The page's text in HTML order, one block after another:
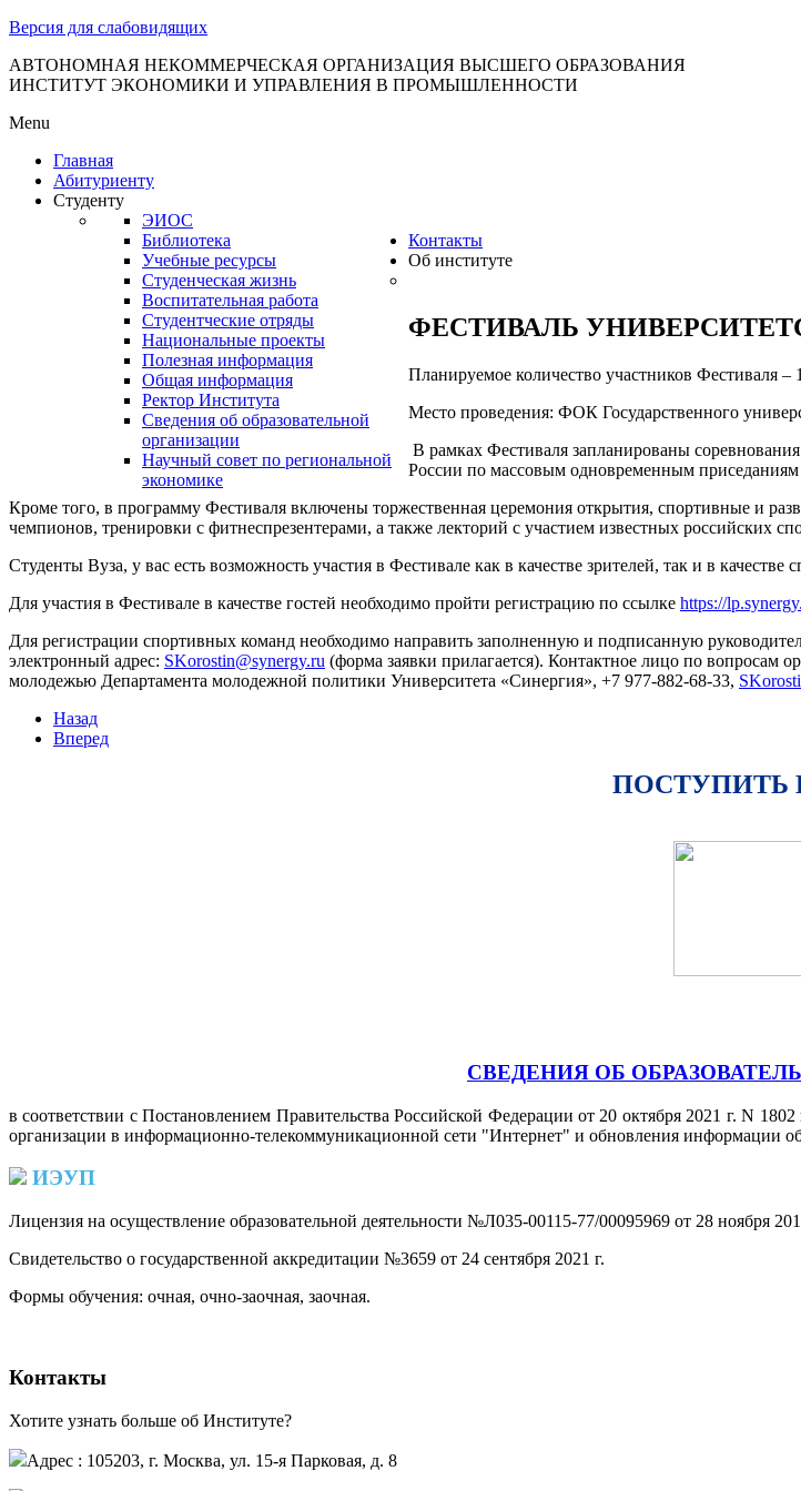
Версия для слабовидящих
АВТОНОМНАЯ НЕКОММЕРЧЕСКАЯ ОРГАНИЗАЦИЯ ВЫСШЕГО ОБРАЗОВАНИЯ
ИНСТИТУТ ЭКОНОМИКИ И УПРАВЛЕНИЯ В ПРОМЫШЛЕННОСТИ
Menu
Главная
Абитуриенту
Студенту
ЭИОС
Библиотека
Учебные ресурсы
Студенческая жизнь
Воспитательная работа
Студентческие отряды
Национальные проекты
Полезная информация
Контакты
Об институте
Общая информация
Ректор Института
Сведения об образовательной
организации
Научный совет по региональной
экономике
ФЕСТИВАЛЬ
Планируемое количество участников Фестиваля –
Место проведения: ФОК Государственного
В рамках Фестиваля запланированы
России по массовым одновременным приседаниям
Кроме того, в программу Фестиваля включены торжественная церемония открытия, спортивные и
чемпионов, тренировки с фитнеспрезентерами, а также лекторий с участием известных российских
Студенты Вуза, у вас есть возможность участия в Фестивале как в качестве зрителей, так и в качестве
Для участия в Фестивале в качестве гостей необходимо пройти регистрацию по ссылке https://
Для регистрации спортивных команд необходимо направить заполненную и подписанную
электронный адрес:
(форма заявки прилагается). Контактное лицо по вопросам
молодежью Департамента молодежной политики Университета «Синергия», +7 977-882-68-33,
Назад
Вперед
ПОСТУПИТЬ
СВЕДЕНИЯ ОБ
в соответствии с Постановлением Правительства Российской Федерации от 20 октября 2021 г. N
организации в информационно-телекоммуникационной сети "Интернет" и обновления информации об
ИЭУП
Лицензия на осуществление образовательной деятельности №Л035-00115-77/00095969 от 28 ноября
Свидетельство о государственной аккредитации №3659 от 24 сентября 2021 г.
Формы обучения: очная, очно-заочная, заочная.
Контакты
Хотите узнать больше об Институте?
Адрес : 105203, г. Москва, ул. 15-я Парковая, д. 8